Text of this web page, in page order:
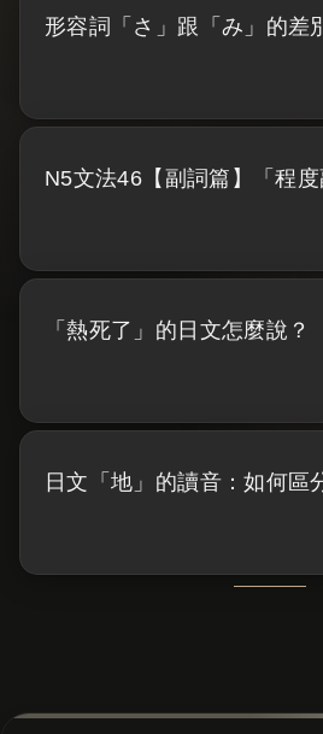
形容詞「さ」跟「み」的差
N5文法46【副詞篇】「程度
「熱死了」的日文怎麼說？
日文「地」的讀音：如何區